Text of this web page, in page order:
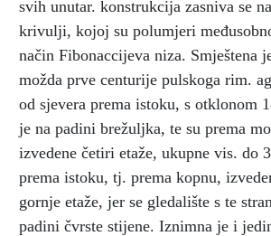
svih unutar. konstrukcija zasniva se
krivulji, kojoj su polumjeri
način Fibonaccijeva niza. Smještena
možda prve centurije pulskoga rim.
od sjevera prema istoku, s otklonom
je na padini brežuljka, te su prema
izvedene četiri etaže, ukupne vis. do
prema istoku, tj. prema kopnu,
gornje etaže, jer se gledalište s te
padini čvrste stijene. Iznimna je i